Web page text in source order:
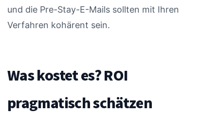
und die Pre-Stay-E-Mails sollten mit Ihren
Verfahren kohärent sein.
Was kostet es? ROI
pragmatisch schätzen